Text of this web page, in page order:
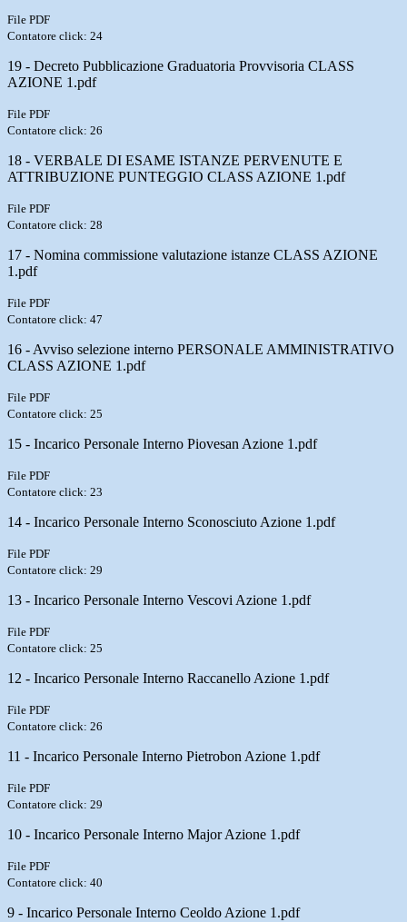
File PDF
Contatore click: 24
19 - Decreto Pubblicazione Graduatoria Provvisoria CLASS
AZIONE 1.pdf
File PDF
Contatore click: 26
18 - VERBALE DI ESAME ISTANZE PERVENUTE E
ATTRIBUZIONE PUNTEGGIO CLASS AZIONE 1.pdf
File PDF
Contatore click: 28
17 - Nomina commissione valutazione istanze CLASS AZIONE
1.pdf
File PDF
Contatore click: 47
16 - Avviso selezione interno PERSONALE AMMINISTRATIVO
CLASS AZIONE 1.pdf
File PDF
Contatore click: 25
15 - Incarico Personale Interno Piovesan Azione 1.pdf
File PDF
Contatore click: 23
14 - Incarico Personale Interno Sconosciuto Azione 1.pdf
File PDF
Contatore click: 29
13 - Incarico Personale Interno Vescovi Azione 1.pdf
File PDF
Contatore click: 25
12 - Incarico Personale Interno Raccanello Azione 1.pdf
File PDF
Contatore click: 26
11 - Incarico Personale Interno Pietrobon Azione 1.pdf
File PDF
Contatore click: 29
10 - Incarico Personale Interno Major Azione 1.pdf
File PDF
Contatore click: 40
9 - Incarico Personale Interno Ceoldo Azione 1.pdf